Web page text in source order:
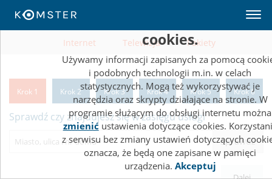
Ta strona wykorzystuje pliki
cookies.
Używamy informacji zapisanych za pomocą
i podobnych technologii m.in. w celach
statystycznych. Mogą też wykorzystywać je
narzędzia oraz skrypty działające na stronie. W
programie służącym do obsługi internetu można
zmienićustawienia dotyczące cookies.
z serwisu bez zmiany ustawień dotyczących
oznacza, że będą one zapisane w pamięci
urządzenia. Akceptuj
Internet Telewizja Pakiety
Krok 1 Krok 2 Krok 3 Krok 4 Krok 5 Krok 6
Sprawdź czy znajdujesz się w zasięgu usługi
Sprawdź